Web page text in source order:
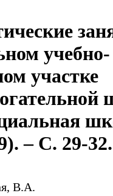
учебно-
участке
– С. 29-32.
В.А.